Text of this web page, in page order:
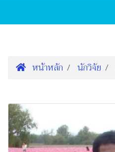
หน้าหลัก นักวิจัย